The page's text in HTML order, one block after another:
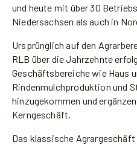
und heute mit über 30
Niedersachsen als auch in
Ursprünglich auf den
RLB über die Jahrzehnte
Geschäftsbereiche wie Haus
Rindenmulchproduktion und
hinzugekommen und
Kerngeschäft.
Das klassische Agrargeschäft